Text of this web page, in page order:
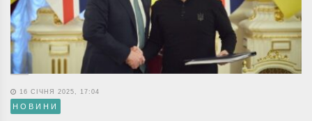
16 СІЧНЯ 2025, 17:04
НОВИНИ